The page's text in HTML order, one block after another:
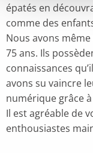
épatés en
comme des
Nous avons
75 ans. Ils
connaissances
avons su vaincre
numérique grâce
Il est agréable de
enthousiastes